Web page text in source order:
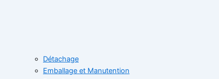
Détachage
Emballage et Manutention